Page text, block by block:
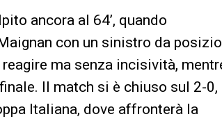
ancora al 64’, quando
con un sinistro da
ma senza incisività,
Il match si è chiuso sul 2-0,
Italiana, dove affronterà la